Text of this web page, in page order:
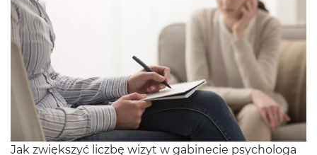
Jak zwiększyć liczbę wizyt w gabinecie psychologa